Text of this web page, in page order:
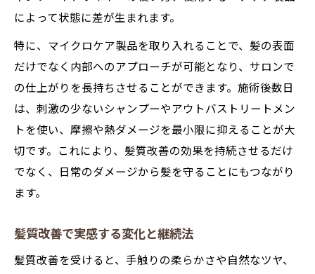
によって状態に差が生まれます。
特に、マイクロケア製品を取り入れることで、髪の表面
だけでなく内部へのアプローチが可能となり、サロンで
の仕上がりを長持ちさせることができます。施術後数日
は、刺激の少ないシャンプーやアウトバストリートメン
トを使い、摩擦や熱ダメージを最小限に抑えることが大
切です。これにより、髪質改善の効果を持続させるだけ
でなく、日常のダメージから髪を守ることにもつながり
ます。
髪質改善で実感する変化と継続法
髪質改善を受けると、手触りの柔らかさや自然なツヤ、